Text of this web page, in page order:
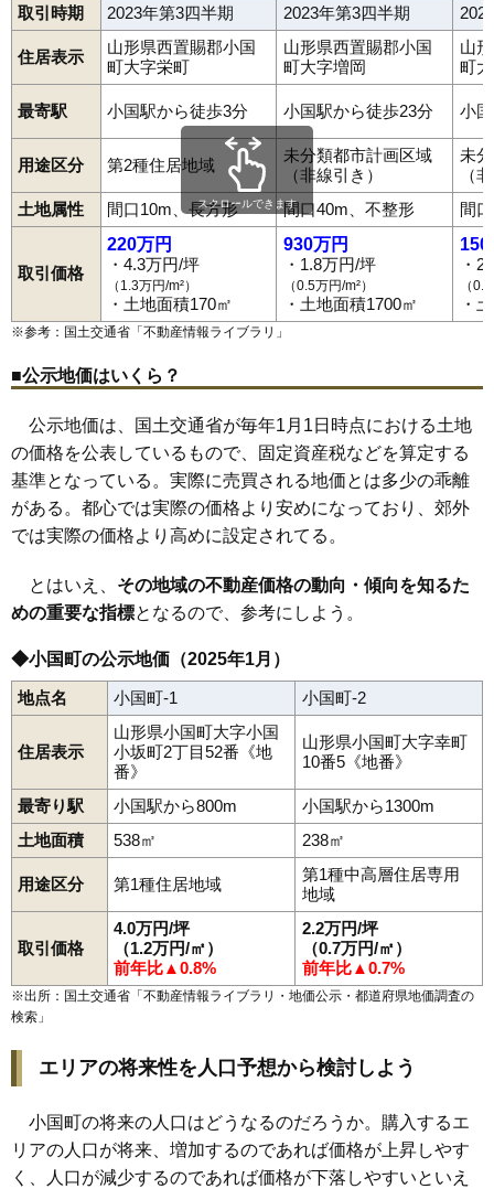
取引時期 2023年第3四半期 2023年第3四半期
住居表示
山形県西置賜郡小国
町大字栄町
山形県西置賜郡小国
町大字増岡
山
町
最寄駅 小国駅から徒歩3分 小国駅から徒歩23分 小
用途区分 第2種住居地域
未分類都市計画区域
（非線引き）
未
（
土地属性
間口10m、長方形 間口40m、不整形 間
取引価格
220万円
・4.3万円/坪
（1.3万円/m²）
・土地面積170㎡
930万円
・1.8万円/坪
（0.5万円/m²）
・土地面積1700㎡
150
・
（
・
スクロールできます
※参考：国土交通省「 不動産情報ライブラリ 」
■公示地価はいくら？
公示地価は、国土交通省が毎年1月1日時点における土地
の価格を公表しているもので、固定資産税などを算定する
基準となっている。実際に売買される地価とは多少の乖離
がある。都心では実際の価格より安めになっており、郊外
では実際の価格より高めに設定されてる。
とはいえ、 その地域の不動産価格の動向・傾向を知るた
めの重要な指標となるので、参考にしよう。
◆小国町の公示地価（2025年1月）
地点名 小国町-1 小国町-2
住居表示
山形県小国町大字小国
小坂町2丁目52番《地
番》
山形県小国町大字幸町
10番5《地番》
最寄り駅 小国駅から800m
小国駅から1300m
土地面積
538㎡ 238㎡
用途区分 第1種住居地域
第1種中高層住居専用
地域
取引価格
4.0万円/坪
（1.2万円/㎡）
前年比▲0.8%
2.2万円/坪
（0.7万円/㎡）
前年比▲0.7%
※出所：国土交通省「 不動産情報ライブラリ・地価公示・都道府県地価調査の
検索 」
エリアの将来性を人口予想から検討しよう
小国町の将来の人口はどうなるのだろうか。購入するエ
リアの人口が将来、増加するのであれば価格が上昇しやす
く、人口が減少するのであれば価格が下落しやすいといえ